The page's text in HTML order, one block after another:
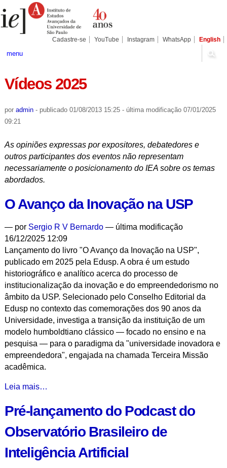
para
conteúdo.
Pessoais
Cadastre-se YouTube Instagram WhatsApp English
menu
Vídeos 2025
por admin - publicado01/08/2013 15:25 - última modificação07/01/2025
09:21
As opiniões expressas por expositores, debatedores e
outros participantes dos eventos não representam
necessariamente o posicionamento do IEA sobre os temas
abordados.
O Avanço da Inovação na USP
— por Sergio R V Bernardo— última modificação
16/12/2025 12:09
Lançamento do livro "O Avanço da Inovação na USP",
publicado em 2025 pela Edusp. A obra é um estudo
historiográfico e analítico acerca do processo de
institucionalização da inovação e do empreendedorismo no
âmbito da USP. Selecionado pelo Conselho Editorial da
Edusp no contexto das comemorações dos 90 anos da
Universidade, investiga a transição da instituição de um
modelo humboldtiano clássico — focado no ensino e na
pesquisa — para o paradigma da "universidade inovadora e
empreendedora", engajada na chamada Terceira Missão
acadêmica.
O
da
na
-
Leia mais…
Pré-lançamento do Podcast do
Observatório Brasileiro de
Inteligência Artificial